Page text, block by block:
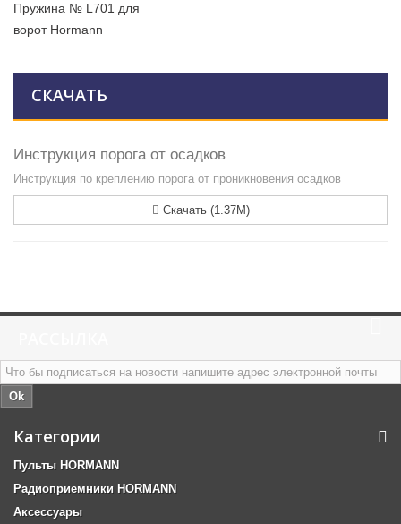
Пружина № L701 для
ворот Hormann
СКАЧАТЬ
Инструкция порога от осадков
Инструкция по креплению порога от проникновения осадков
Скачать (1.37M)
Ok
Категории
Пульты HORMANN
Радиоприемники HORMANN
Аксессуары